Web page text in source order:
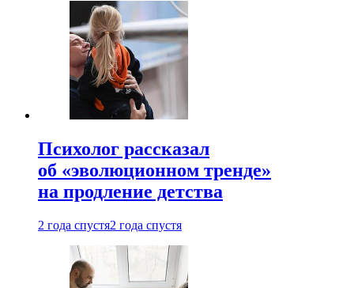
Психолог рассказал
об «эволюционном тренде»
на продление детства
2 года спустя2 года спустя